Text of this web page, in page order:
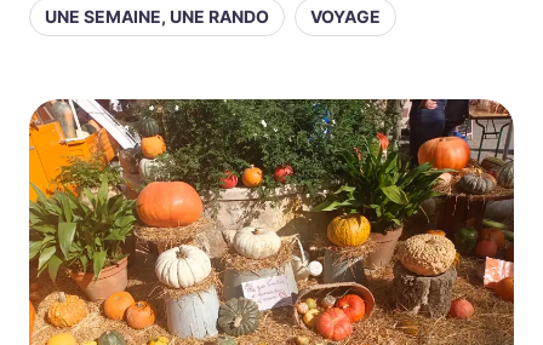
UNE SEMAINE, UNE RANDO VOYAGE